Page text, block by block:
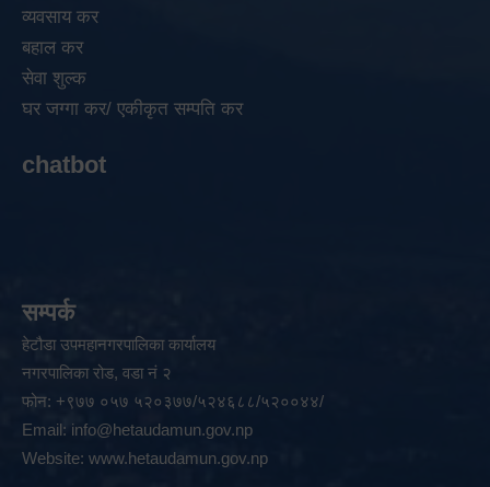
व्यवसाय कर
बहाल कर
सेवा शुल्क
घर जग्गा कर/ एकीकृत सम्पति कर
chatbot
सम्पर्क
हेटौडा उपमहानगरपालिका कार्यालय
नगरपालिका रोड, वडा नं २
फोन: +९७७ ०५७ ५२०३७७/५२४६८८/५२००४४/
Email: info@hetaudamun.gov.np
Website: www.hetaudamun.gov.np